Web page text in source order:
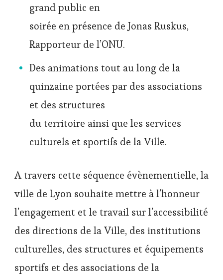
grand public en
soirée en présence de Jonas Ruskus,
Rapporteur de l’ONU.
Des animations tout au long de la
quinzaine portées par des associations
et des structures
du territoire ainsi que les services
culturels et sportifs de la Ville.
A travers cette séquence évènementielle, la
ville de Lyon souhaite mettre à l’honneur
l’engagement et le travail sur l’accessibilité
des directions de la Ville, des institutions
culturelles, des structures et équipements
sportifs et des associations de la